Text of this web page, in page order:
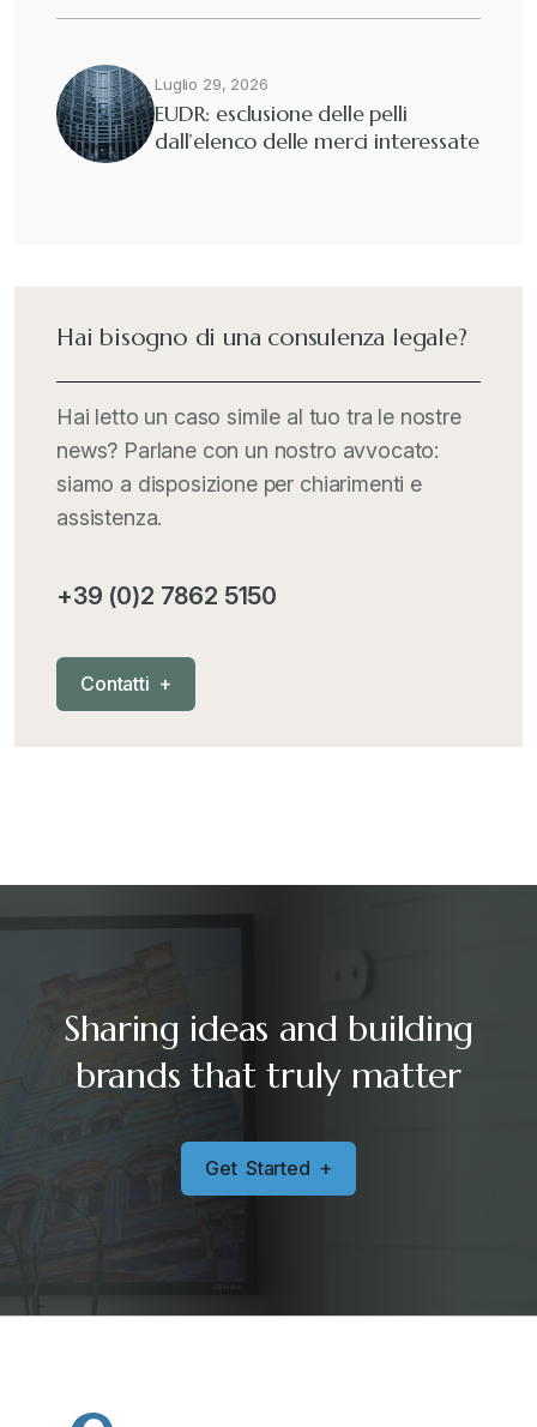
Luglio 29, 2026
EUDR: esclusione delle pelli
dall’elenco delle merci interessate
Hai bisogno di una consulenza legale?
Hai letto un caso simile al tuo tra le nostre
news? Parlane con un nostro avvocato:
siamo a disposizione per chiarimenti e
assistenza.
+39 (0)2 7862 5150
Contatti +
Sharing ideas and building
brands that truly matter
Get Started +